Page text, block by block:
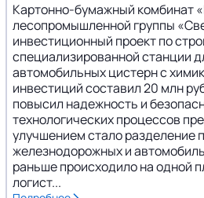
Картонно-бумажный комбинат
лесопромышленной группы
инвестиционный проект по
специализированной станции
автомобильных цистерн с
инвестиций составил 20 млн
повысил надежность и
технологических процессов
улучшением стало разделение
железнодорожных и
раньше происходило на одной
логист...